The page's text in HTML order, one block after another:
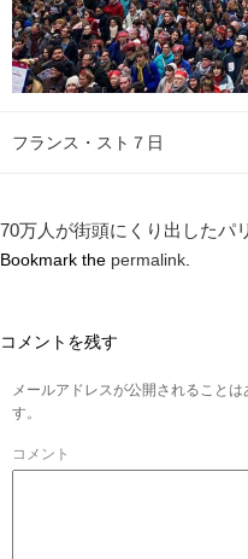
フランス・スト７日
70万人が街頭にくり出したパ
Bookmark the permalink
コメントを残す
メールアドレスが公開されること
す。
コメント